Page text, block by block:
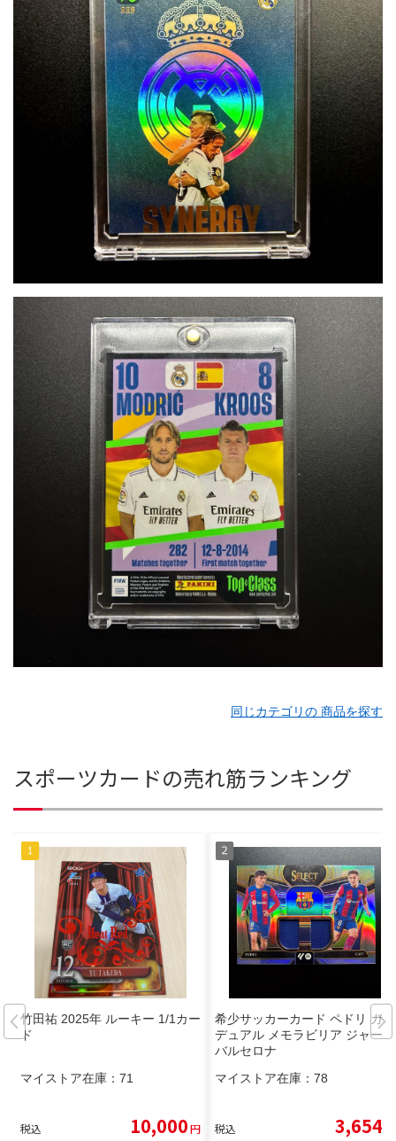
同じカテゴリの 商品を探す
スポーツカードの売れ筋ランキング
竹田祐 2025年 ルーキー 1/1カー
ド
マイストア在庫： 71
税込 10,000円
希少サッカーカード ペドリ ガビ
デュアル メモラビリア ジャージ
バルセロナ
マイストア在庫： 78
税込 3,654